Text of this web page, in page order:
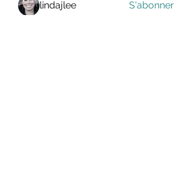
lindajlee
S'abonner